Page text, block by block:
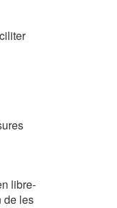
libre-
de les